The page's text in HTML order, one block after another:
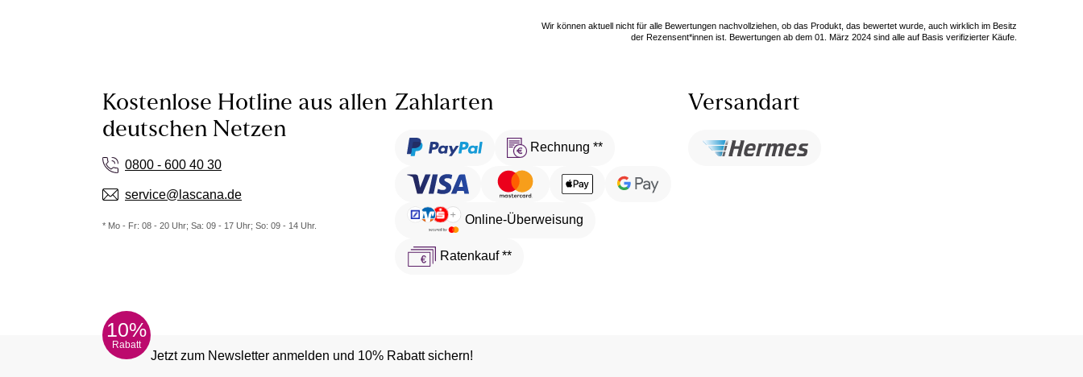
Wir können aktuell nicht für alle Bewertungen nachvollziehen, ob das Produkt, das bewertet wurde, auch wirklich im Besitz
der Rezensent*innen ist. Bewertungen ab dem 01. März 2024 sind alle auf Basis verifizierter Käufe.
Kostenlose Hotline aus allen
deutschen Netzen
0800 - 600 40 30
service@lascana.de
* Mo - Fr: 08 - 20 Uhr; Sa: 09 - 17 Uhr; So: 09 - 14 Uhr.
Zahlarten
Rechnung **
Online-Überweisung
Ratenkauf **
Versandart
10%
Rabatt
Jetzt zum Newsletter anmelden und 10% Rabatt sichern!